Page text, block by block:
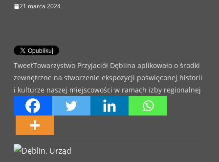
21 marca 2024
TweetTowarzystwo Przyjaciół Dęblina aplikowało o środki
zewnętrzne na stworzenie ekspozycji poświęconej historii
i kulturze naszej miejscowości w ramach izby regionalnej